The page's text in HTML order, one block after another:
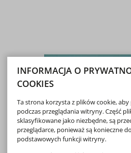
INFORMACJA O
COOKIES
Ta strona korzysta z plików cookie,
podczas przeglądania witryny. Część
sklasyfikowane jako niezbędne, są
przeglądarce, ponieważ są konieczne
podstawowych funkcji witryny.